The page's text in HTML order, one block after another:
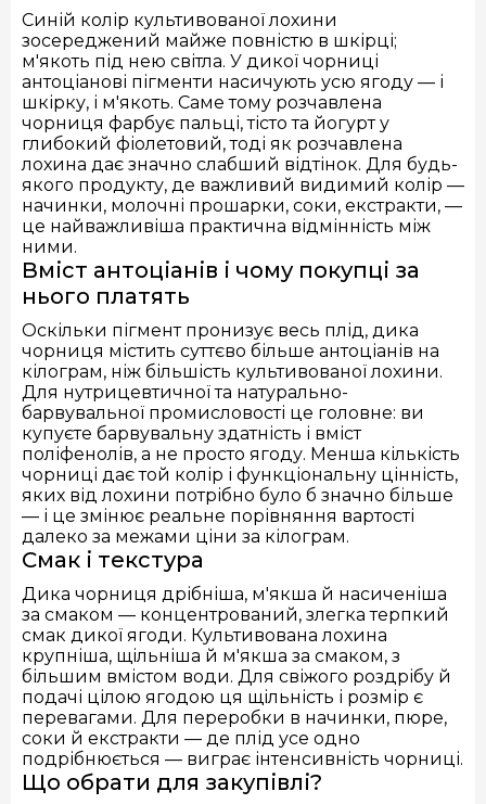
Синій колір культивованої лохини
зосереджений майже повністю в шкірці;
м'якоть під нею світла. У дикої чорниці
антоціанові пігменти насичують усю ягоду — і
шкірку, і м'якоть. Саме тому розчавлена
чорниця фарбує пальці, тісто та йогурт у
глибокий фіолетовий, тоді як розчавлена
лохина дає значно слабший відтінок. Для будь-
якого продукту, де важливий видимий колір —
начинки, молочні прошарки, соки, екстракти, —
це найважливіша практична відмінність між
ними.
Вміст антоціанів і чому покупці за
нього платять
Оскільки пігмент пронизує весь плід, дика
чорниця містить суттєво більше антоціанів на
кілограм, ніж більшість культивованої лохини.
Для нутрицевтичної та натурально-
барвувальної промисловості це головне: ви
купуєте барвувальну здатність і вміст
поліфенолів, а не просто ягоду. Менша кількість
чорниці дає той колір і функціональну цінність,
яких від лохини потрібно було б значно більше
— і це змінює реальне порівняння вартості
далеко за межами ціни за кілограм.
Смак і текстура
Дика чорниця дрібніша, м'якша й насиченіша
за смаком — концентрований, злегка терпкий
смак дикої ягоди. Культивована лохина
крупніша, щільніша й м'якша за смаком, з
більшим вмістом води. Для свіжого роздрібу й
подачі цілою ягодою ця щільність і розмір є
перевагами. Для переробки в начинки, пюре,
соки й екстракти — де плід усе одно
подрібнюється — виграє інтенсивність чорниці.
Що обрати для закупівлі?